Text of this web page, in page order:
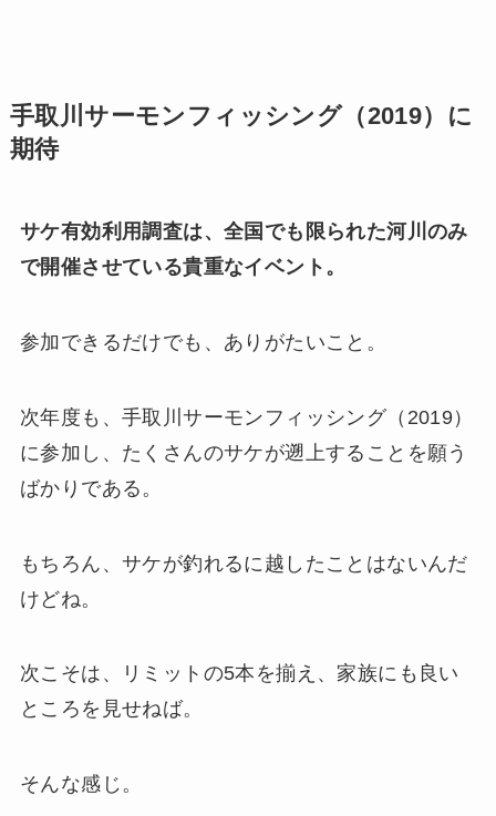
手取川サーモンフィッシング（2019）に
期待
サケ有効利用調査は、全国でも限られた河川のみ
で開催させている貴重なイベント。
参加できるだけでも、ありがたいこと。
次年度も、手取川サーモンフィッシング（2019）
に参加し、たくさんのサケが遡上することを願う
ばかりである。
もちろん、サケが釣れるに越したことはないんだ
けどね。
次こそは、リミットの5本を揃え、家族にも良い
ところを見せねば。
そんな感じ。